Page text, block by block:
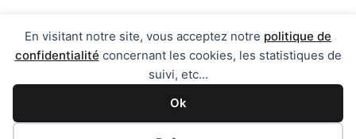
En visitant notre site, vous acceptez notre politique de
confidentialité concernant les cookies, les statistiques de
suivi, etc...
Ok